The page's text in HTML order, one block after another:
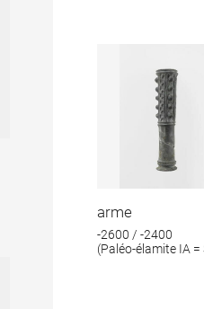
arme
-2600 / -2400
(Paléo-élamite IA =